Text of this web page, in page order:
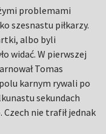
problemami
szesnastu piłkarzy.
albo byli
widać. W pierwszej
Tomas
karnym rywali po
sekundach
Czech nie trafił jednak